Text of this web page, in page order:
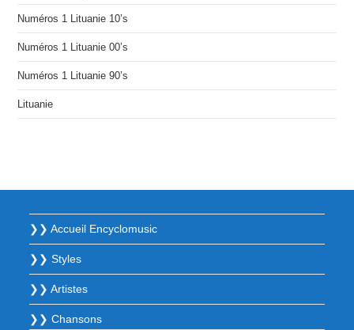
Numéros 1 Lituanie 10’s
Numéros 1 Lituanie 00’s
Numéros 1 Lituanie 90’s
Lituanie
❯❯ Accueil Encyclomusic
❯❯ Styles
❯❯ Artistes
❯❯ Chansons